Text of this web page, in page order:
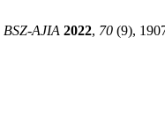
BSZ-AJIA 2022, 70 (9),